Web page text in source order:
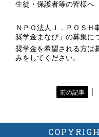
生徒・保護者等の皆様へ
ＮＰＯ法人Ｊ．ＰＯＳＨ
奨学金まなび」の募集に
奨学金を希望される方は
みをしてください。
前の記事 ｜